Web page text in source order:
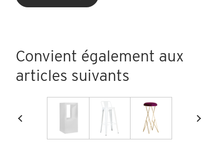
Convient également aux
articles suivants